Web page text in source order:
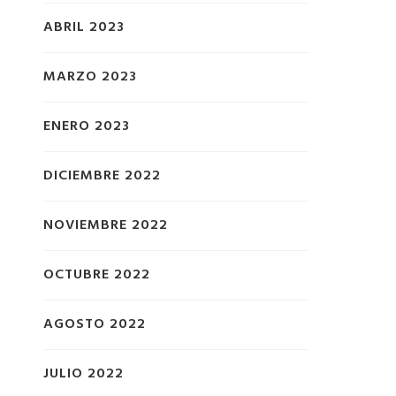
ABRIL 2023
MARZO 2023
ENERO 2023
DICIEMBRE 2022
NOVIEMBRE 2022
OCTUBRE 2022
AGOSTO 2022
JULIO 2022